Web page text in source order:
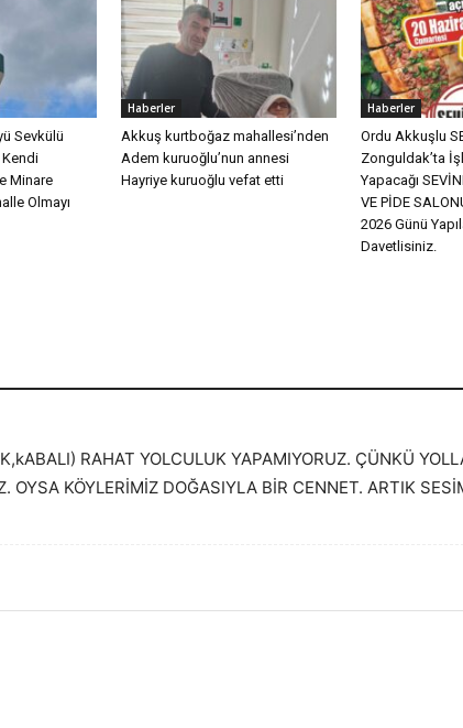
Sevkülü
Minare
Olmayı
Haberler
Akkuş kurtboğaz mahallesi’nden
Adem kuruoğlu’nun annesi
Hayriye kuruoğlu vefat etti
Haberler
Ordu Akkuşlu
Zonguldak’ta
Yapacağı
VE PİDE
2026 Günü
Davetlisiniz.
RAHAT YOLCULUK YAPAMIYORUZ. ÇÜNKÜ
OYSA KÖYLERİMİZ DOĞASIYLA BİR CENNET. ARTIK